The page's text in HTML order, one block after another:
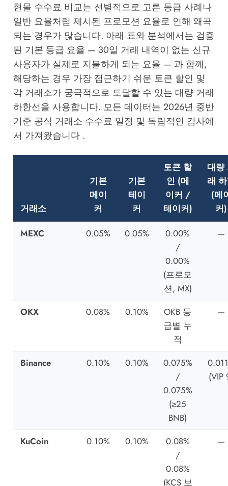
현물 수수료 비교는 선별적으로 고른 등급 사례나
일반 요율처럼 제시된 프로모션 요율로 인해 왜곡
되는 경우가 많습니다. 아래 표와 분석에서는 검증
된 기본 등급 요율 — 30일 거래 내역이 없는 신규
사용자가 실제로 지불하게 되는 요율 — 과 함께,
해당하는 경우 가장 접근하기 쉬운 토큰 할인 및
각 거래소가 궁극적으로 도달할 수 있는 대량 거래
하한선을 사용합니다. 모든 데이터는 2026년 중반
기준 공식 거래소 수수료 일정 및 독립적인 감사에
서 가져왔습니다 .
거래소
기본
메이
커
기본
테이
커
토큰 할
인 (메
이커 /
테이커)
대량
래
(메
커)
MEXC 0.05% 0.05%
0.00%
/
0.00%
(프로모
션, MX)
—
OKX 0.08% 0.10%
OKB 등
급별 누
적
—
Binance 0.10% 0.10%
0.075%
/
0.075%
(≥25
BNB)
(VIP
KuCoin 0.10% 0.10%
0.08%
/
0.08%
(KCS 보
—